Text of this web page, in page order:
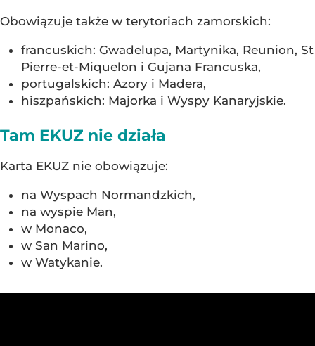
Obowiązuje także w terytoriach zamorskich:
francuskich: Gwadelupa, Martynika, Reunion, St
Pierre-et-Miquelon i Gujana Francuska,
portugalskich: Azory i Madera,
hiszpańskich: Majorka i Wyspy Kanaryjskie.
Tam EKUZ nie działa
Karta EKUZ nie obowiązuje:
na Wyspach Normandzkich,
na wyspie Man,
w Monaco,
w San Marino,
w Watykanie.